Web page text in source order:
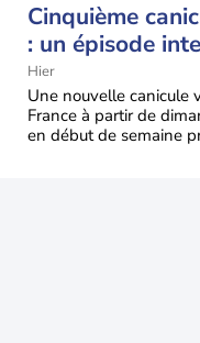
Cinquième
: un épisode
durable et
semaine
Hier
Une nouvelle canicule
France à partir de
en début de semaine